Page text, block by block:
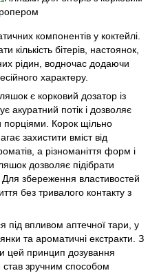
компонентів у коктейлі.
бітерів, настоянок,
рідин, водночас додаючи
характеру.
є корковий дозатор із
потік і дозволяє
порціями. Корок щільно
захистити вміст від
а різноманіття форм і
дозволяє підібрати
Для збереження властивостей
без тривалого контакту з
під впливом аптечної тари, у
та ароматичні екстракти. З
цей принцип дозування
зручним способом